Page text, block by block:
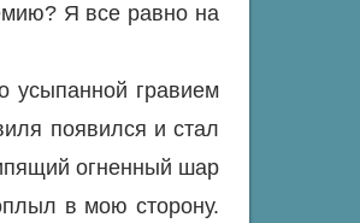
Я все равно на
усыпанной гравием
появился и стал
огненный шар
в мою сторону.